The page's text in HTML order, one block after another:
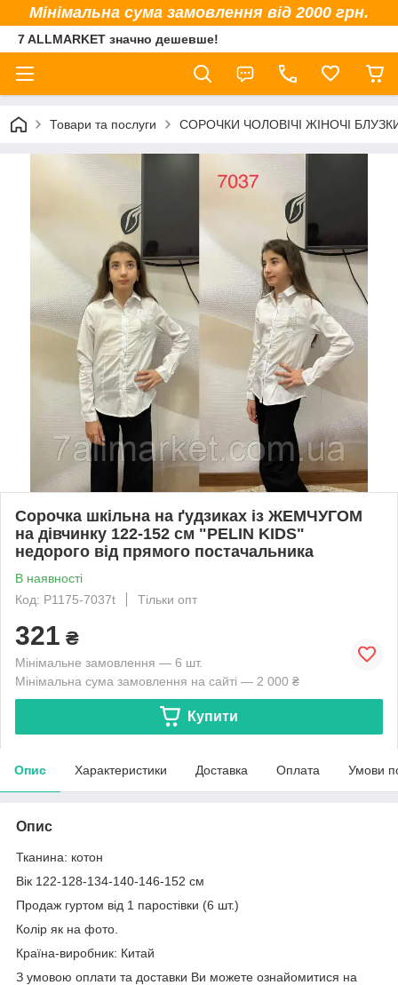
Мінімальна сума замовлення від 2000 грн.
7 ALLMARKET значно дешевше!
Товари та послуги СОРОЧКИ ЧОЛОВІЧІ ЖІНОЧІ
Сорочка шкільна на ґудзиках із ЖЕМЧУГОМ
на дівчинку 122-152 см "PELIN KIDS"
недорого від прямого постачальника
В наявності
Код: P1175-7037t
Тільки опт
321 ₴
Мінімальне замовлення — 6 шт.
Мінімальна сума замовлення на сайті — 2 000 ₴
Купити
Опис Характеристики Доставка Оплата Умови
Опис
Тканина: котон
Вік 122-128-134-140-146-152 см
Продаж гуртом від 1 паростівки (6 шт.)
Колір як на фото.
Країна-виробник: Китай
З умовою оплати та доставки Ви можете ознайомитися на